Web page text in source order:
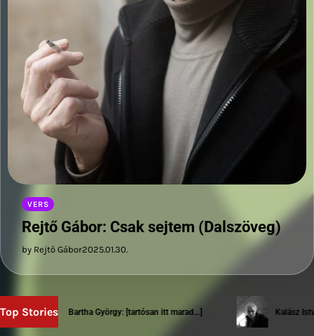
VERS
Rejtő Gábor: Csak sejtem (Dalszöveg)
by Rejtő Gábor2025.01.30.
Top StoriesBartha György: [tartósan itt marad…] Kalász István: